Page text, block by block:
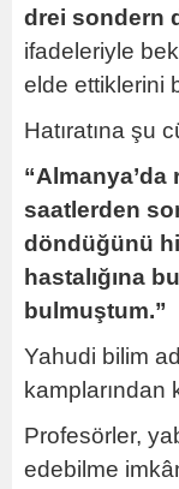
drei sondern
ifadeleriyle
elde ettiklerini
Hatıratına şu
saatlerden
döndüğünü
hastalığına
bulmuştum.”
Yahudi bilim
kamplarından
Profesörler,
edebilme